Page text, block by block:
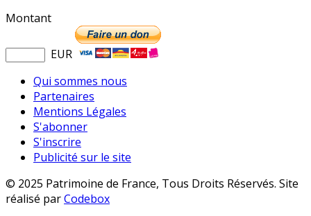
Montant
EUR
Qui sommes nous
Partenaires
Mentions Légales
S'abonner
S'inscrire
Publicité sur le site
© 2025 Patrimoine de France, Tous Droits Réservés. Site
réalisé parCodebox